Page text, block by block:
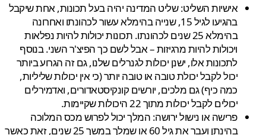
אישיות השליט: שליט המדינה יהיה בעל תכונות, אחת שיקבל
בהגיעו לגיל 15, שנייה בהימלא עשור לכהונתו ואחרונה
בהימלא 25 שנים לכהונתו. תכונות יכולות להיות נפלאות
ויכולות להיות מרגיזות – אבל לשם כך הפיצ'ר השני. בנוסף
לתכונות אלו, ישנן יכולות לגנרלים שלנו, גם זה הגרוע ביותר
יכול לקבל יכולת טובה או טובה יותר (כי אין יכולות שליליות,
כמה כיף) גם מלכים, יורשים קונקיסטאדורים, ואדמירלים
יכולים לקבל יכולות מתוך 22 היכולות שקיימות.
פרישה או נישול ירושה: המלך יכול לפרוש מכס המלוכה
בהינתן ועבר את גיל 60 או שמלך במשך 25 שנים, זאת כאשר